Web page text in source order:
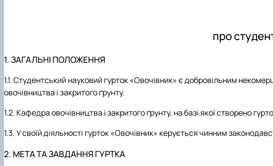
про
1. ЗАГАЛЬНІ ПОЛОЖЕННЯ
1.1. Студентський науковий гурток «Овочівник» є добровільним
овочівництва і закритого ґрунту.
1.2. Кафедра овочівництва і закритого ґрунту, на базі якої створено
1.3. У своїй діяльності гурток «Овочівник» керується чинним
2. МЕТА ТА ЗАВДАННЯ ГУРТКА